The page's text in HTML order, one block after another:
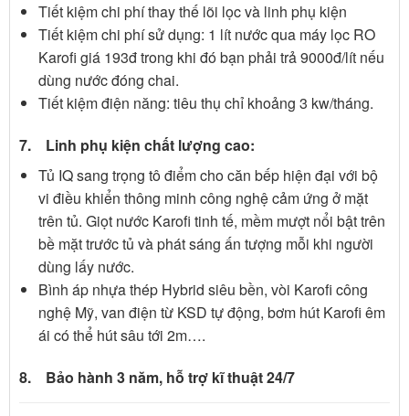
Tiết kiệm chi phí thay thế lõi lọc và linh phụ kiện
Tiết kiệm chi phí sử dụng: 1 lít nước qua máy lọc RO
Karofi giá 193đ trong khi đó bạn phải trả 9000đ/lít nếu
dùng nước đóng chai.
Tiết kiệm điện năng: tiêu thụ chỉ khoảng 3 kw/tháng.
7. Linh phụ kiện chất lượng cao:
Tủ IQ sang trọng tô điểm cho căn bếp hiện đại với bộ
vi điều khiển thông minh công nghệ cảm ứng ở mặt
trên tủ. Giọt nước Karofi tinh tế, mềm mượt nổi bật trên
bề mặt trước tủ và phát sáng ấn tượng mỗi khi người
dùng lấy nước.
Bình áp nhựa thép Hybrid siêu bền, vòi Karofi công
nghệ Mỹ, van điện từ KSD tự động, bơm hút Karofi êm
ái có thể hút sâu tới 2m….
8. Bảo hành 3 năm, hỗ trợ kĩ thuật 24/7